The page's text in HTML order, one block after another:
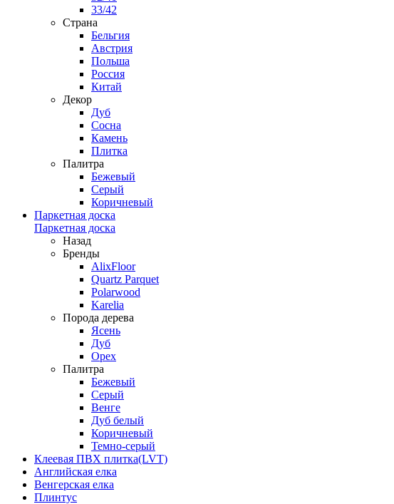
33/42
Страна
Бельгия
Австрия
Польша
Россия
Китай
Декор
Дуб
Сосна
Камень
Плитка
Палитра
Бежевый
Серый
Коричневый
Паркетная доска
Паркетная доска
Назад
Бренды
AlixFloor
Quartz Parquet
Polarwood
Karelia
Порода дерева
Ясень
Дуб
Орех
Палитра
Бежевый
Серый
Венге
Дуб белый
Коричневый
Темно-серый
Клеевая ПВХ плитка(LVT)
Английская елка
Венгерская елка
Плинтус